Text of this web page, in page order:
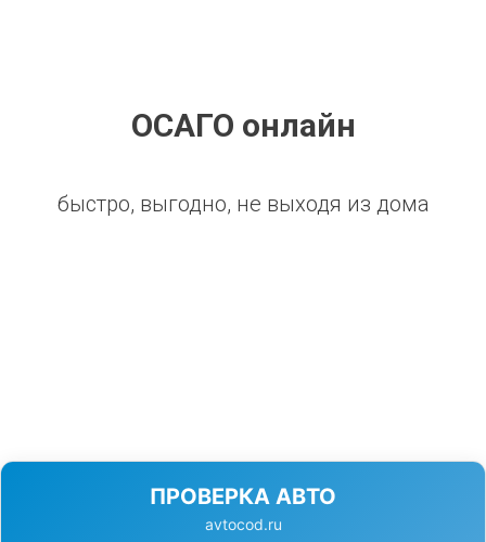
ОСАГО онлайн
быстро, выгодно, не выходя из дома
ПРОВЕРКА АВТО
avtocod.ru